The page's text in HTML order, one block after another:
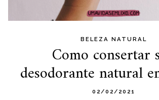
BELEZA NATURAL
Como consertar
desodorante natural
02/02/2021